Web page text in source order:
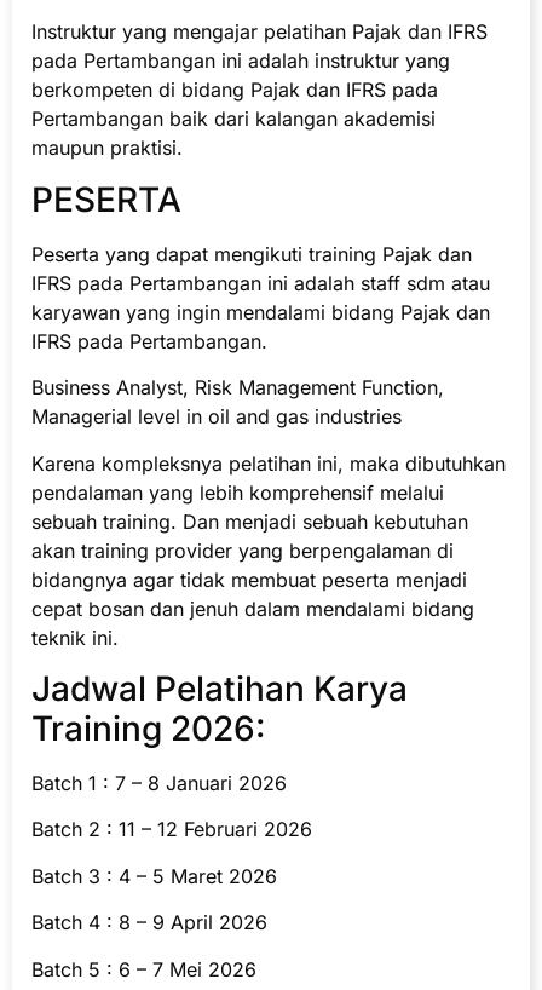
Instruktur yang mengajar pelatihan Pajak dan IFRS
pada Pertambangan ini adalah instruktur yang
berkompeten di bidang Pajak dan IFRS pada
Pertambangan baik dari kalangan akademisi
maupun praktisi.
PESERTA
Peserta yang dapat mengikuti training Pajak dan
IFRS pada Pertambangan ini adalah staff sdm atau
karyawan yang ingin mendalami bidang Pajak dan
IFRS pada Pertambangan.
Business Analyst, Risk Management Function,
Managerial level in oil and gas industries
Karena kompleksnya pelatihan ini, maka dibutuhkan
pendalaman yang lebih komprehensif melalui
sebuah training. Dan menjadi sebuah kebutuhan
akan training provider yang berpengalaman di
bidangnya agar tidak membuat peserta menjadi
cepat bosan dan jenuh dalam mendalami bidang
teknik ini.
Jadwal Pelatihan Karya
Training 2026:
Batch 1 : 7 – 8 Januari 2026
Batch 2 : 11 – 12 Februari 2026
Batch 3 : 4 – 5 Maret 2026
Batch 4 : 8 – 9 April 2026
Batch 5 : 6 – 7 Mei 2026